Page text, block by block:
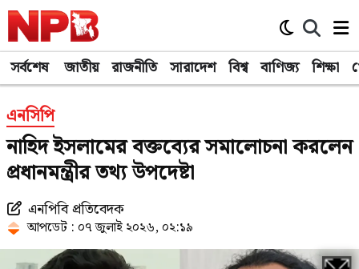
সর্বশেষ জাতীয় রাজনীতি সারাদেশ বিশ্ব বাণিজ্য শিক্ষা
এনসিপি
নাহিদ ইসলামের বক্তব্যের সমালোচনা করলেন
প্রধানমন্ত্রীর তথ্য উপদেষ্টা
এনপিবি প্রতিবেদক
আপডেট : ০৭ জুলাই ২০২৬, ০২:১৯